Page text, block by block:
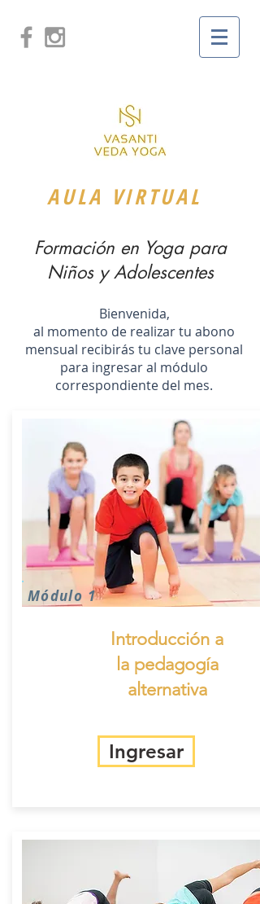
AULA VIRTUAL
Formación en Yoga para
Niños y Adolescentes
Bienvenida,
al momento de realizar tu abono
mensual recibirás tu clave personal
para ingresar al módulo
correspondiente del mes.
Módulo 1
Introducción a
la pedagogía
alternativa
Ingresar